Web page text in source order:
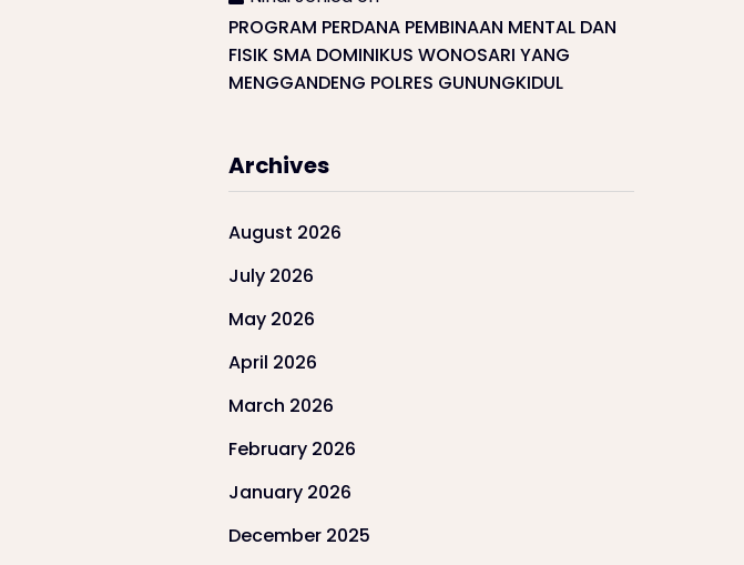
PROGRAM PERDANA PEMBINAAN MENTAL DAN
FISIK SMA DOMINIKUS WONOSARI YANG
MENGGANDENG POLRES GUNUNGKIDUL
Archives
August 2026
July 2026
May 2026
April 2026
March 2026
February 2026
January 2026
December 2025